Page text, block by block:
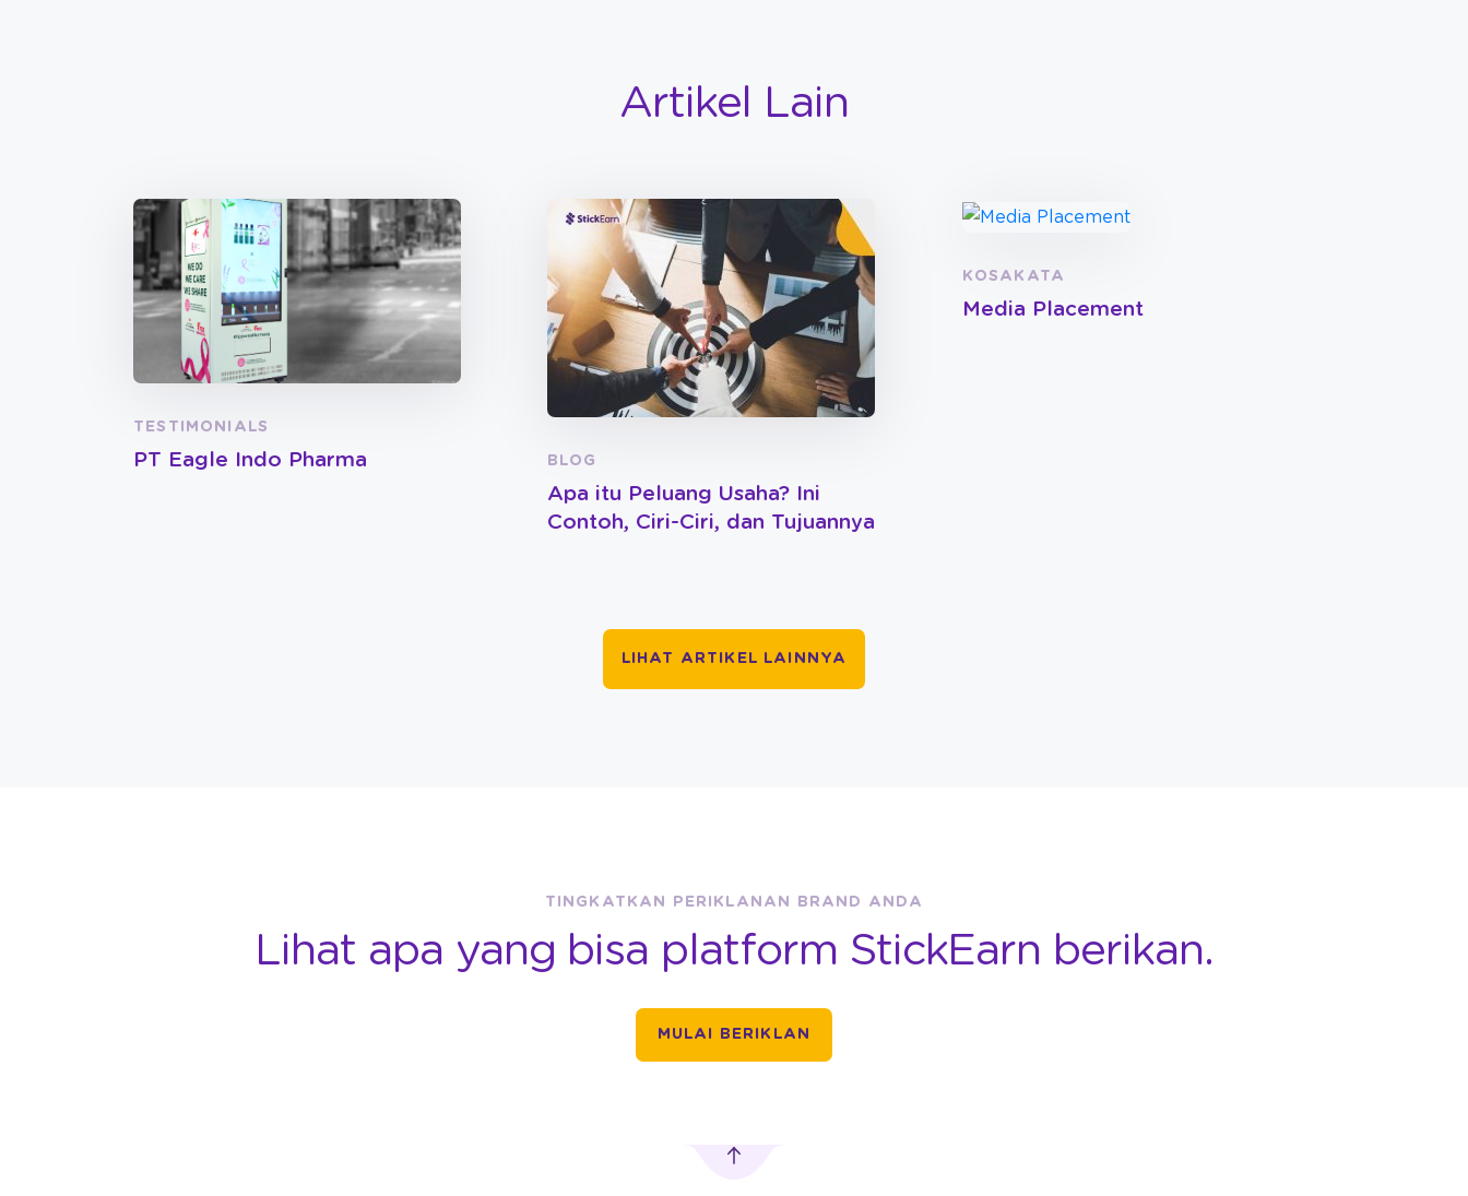
Artikel Lain
TESTIMONIALS
PT Eagle Indo Pharma BLOG
Apa itu Peluang Usaha? Ini
Contoh, Ciri-Ciri, dan Tujuannya
KOSAKATA
Media Placement
LIHAT ARTIKEL LAINNYA
TINGKATKAN PERIKLANAN BRAND ANDA
Lihat apa yang bisa platform StickEarn berikan.
MULAI BERIKLAN